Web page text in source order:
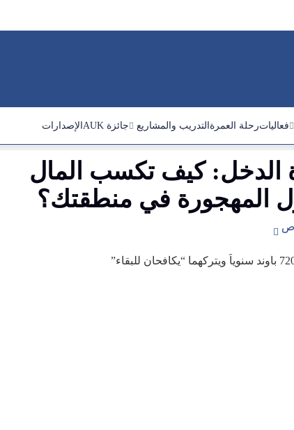
فعالياترحلة العمرة التدريب والمشاريع جائزة AUK الإصدارات
الدخل:كيف تكسب
المال
المهجورة في منطقتك؟